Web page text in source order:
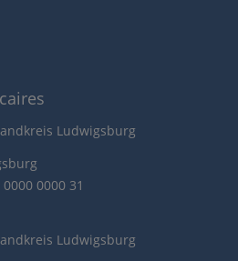
Ludwigsburg
0000 31
Ludwigsburg